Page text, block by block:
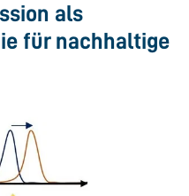
als
für nachhaltige